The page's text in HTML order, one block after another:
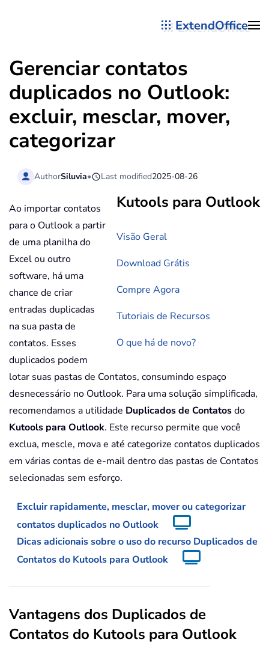
ExtendOffice
Gerenciar contatos
duplicados no Outlook:
excluir, mesclar, mover,
categorizar
AuthorSiluvia• Last modified2025-08-26
Kutools para Outlook
Visão Geral
Download Grátis
Compre Agora
Tutoriais de Recursos
O que há de novo?
Ao importar contatos
para o Outlook a partir
de uma planilha do
Excel ou outro
software, há uma
chance de criar
entradas duplicadas
na sua pasta de
contatos. Esses
duplicados podem
lotar suas pastas de Contatos, consumindo espaço
desnecessário no Outlook. Para uma solução simplificada,
recomendamos a utilidade Duplicados de Contatosdo
Kutools para Outlook. Este recurso permite que você
exclua, mescle, mova e até categorize contatos duplicados
em várias contas de e-mail dentro das pastas de Contatos
selecionadas sem esforço.
Excluir rapidamente, mesclar, mover ou categorizar
contatos duplicados no Outlook
Dicas adicionais sobre o uso do recurso Duplicados de
Contatos do Kutools para Outlook
Vantagens dos Duplicados de
Contatos do Kutools para Outlook